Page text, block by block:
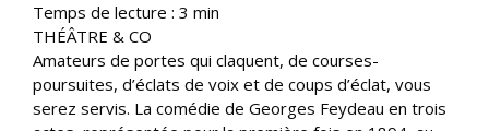
Temps de lecture : 3 min
THÉÂTRE & CO
Amateurs de portes qui claquent, de courses-
poursuites, d’éclats de voix et de coups d’éclat, vous
serez servis. La comédie de Georges Feydeau en trois